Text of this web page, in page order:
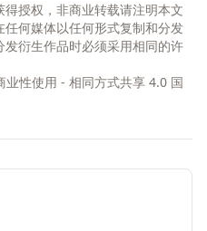
授权，非商业转载请注明本文
何媒体以任何形式复制和分发
衍生作品时必须采用相同的许
业性使用 - 相同方式共享 4.0 国